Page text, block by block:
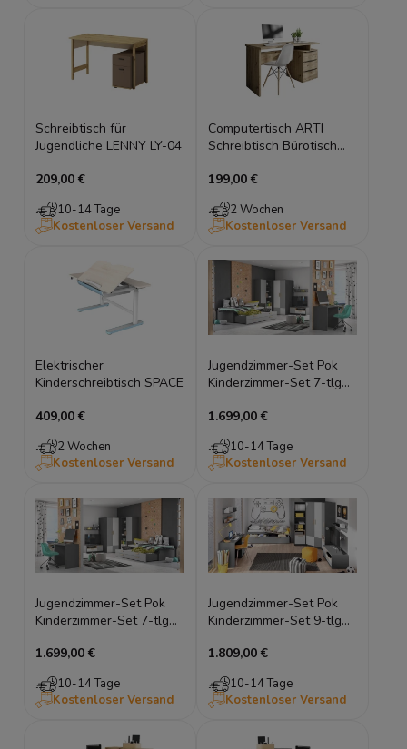
Schreibtisch für
Jugendliche LENNY LY-04
209,00 €
10-14 Tage
Kostenloser Versand
Computertisch ARTI
Schreibtisch Bürotisch
PCTisch
199,00 €
2 Wochen
Kostenloser Versand
Elektrischer
Kinderschreibtisch SPACE
409,00 €
2 Wochen
Kostenloser Versand
Jugendzimmer-Set Pok
Kinderzimmer-Set 7-tlg
Ibsen
1.699,00 €
10-14 Tage
Kostenloser Versand
Jugendzimmer-Set Pok
Kinderzimmer-Set 7-tlg
Ibsen
1.699,00 €
10-14 Tage
Kostenloser Versand
Jugendzimmer-Set Pok
Kinderzimmer-Set 9-tlg
Ibsen
1.809,00 €
10-14 Tage
Kostenloser Versand